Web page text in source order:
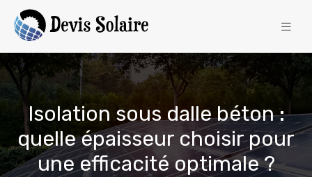
Isolation sous dalle béton :
quelle épaisseur choisir pour
une efficacité optimale ?